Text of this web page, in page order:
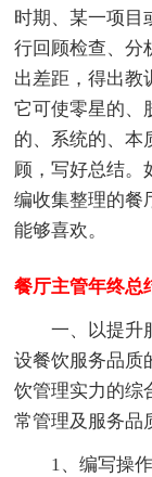
时期、某一项目
行回顾检查、分
出差距，得出教
它可使零星的、
的、系统的、本
顾，写好总结。
编收集整理的餐
能够喜欢。
餐厅主管年终总
一、以提升
设餐饮服务品质
饮管理实力的综
常管理及服务品
1、编写操